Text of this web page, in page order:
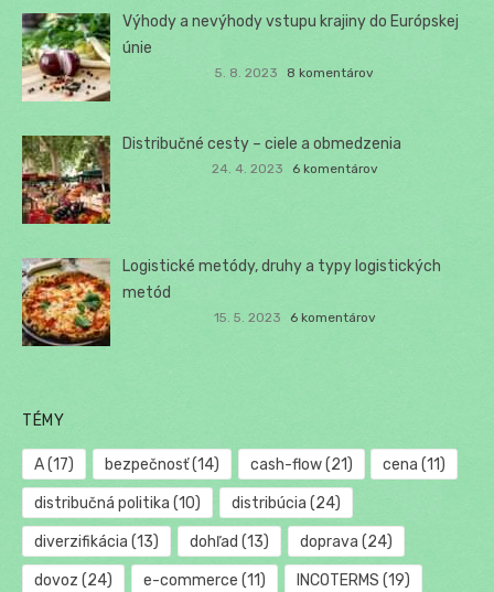
Výhody a nevýhody vstupu krajiny do Európskej
únie
5. 8. 2023 8 komentárov
Distribučné cesty – ciele a obmedzenia
24. 4. 2023 6 komentárov
Logistické metódy, druhy a typy logistických
metód
15. 5. 2023 6 komentárov
TÉMY
A(17) bezpečnosť(14) cash-flow(21) cena (11)
distribučná politika (10) distribúcia (24)
diverzifikácia (13) dohľad (13) doprava (24)
dovoz (24) e-commerce (11) INCOTERMS (19)